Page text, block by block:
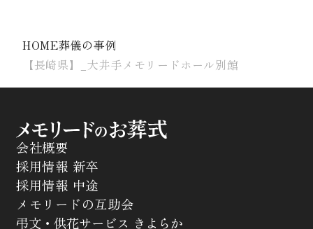
HOME葬儀の事例
【長崎県】_大井手メモリードホール別館
会社概要
採用情報 新卒
採用情報 中途
メモリードの互助会
弔文・供花サービス きよらか